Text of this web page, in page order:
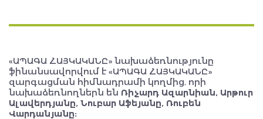
«ԱՊԱԳԱ ՀԱՅԿԱԿԱՆԸ» նախաձեռնությունը
ֆինանսավորվում է «ԱՊԱԳԱ ՀԱՅԿԱԿԱՆԸ»
զարգացման հիմնադրամի կողմից, որի
նախաձեռնողներն են Ռիչարդ Ազարնիան, Արթուր
Ալավերդյանը, Նուբար Աֆեյանը, Ռուբեն
Վարդանյանը: